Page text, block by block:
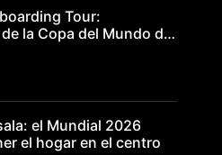
Tour:
la Copa del Mundo de
2026!
el Mundial 2026
el hogar en el centro